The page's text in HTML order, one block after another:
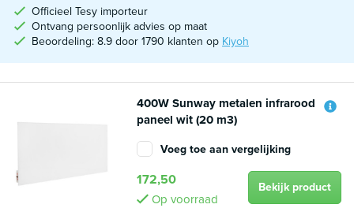
Officieel Tesy importeur
Ontvang persoonlijk advies op maat
Beoordeling: 8.9 door 1790 klanten op Kiyoh
400W Sunway metalen infrarood
paneel wit (20 m3)
Voeg toe aan vergelijking
172,50
Op voorraad
Bekijk product